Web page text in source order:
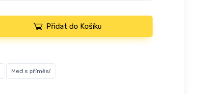
Přidat do Košíku
Med s příměsí